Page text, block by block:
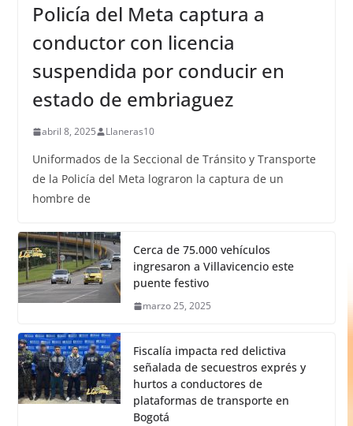
Policía del Meta captura a
conductor con licencia
suspendida por conducir en
estado de embriaguez
abril 8, 2025 Llaneras10
Uniformados de la Seccional de Tránsito y Transporte
de la Policía del Meta lograron la captura de un
hombre de
Cerca de 75.000 vehículos
ingresaron a Villavicencio este
puente festivo
marzo 25, 2025
Fiscalía impacta red delictiva
señalada de secuestros exprés y
hurtos a conductores de
plataformas de transporte en
Bogotá